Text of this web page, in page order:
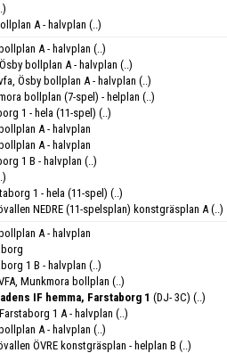
A - halvplan (..)
A - halvplan (..)
bollplan A - halvplan (..)
Ösby bollplan A - halvplan (..)
bollplan (7-spel) - helplan (..)
1 - hela (11-spel) (..)
A - halvplan
A - halvplan
1 B - halvplan (..)
1 - hela (11-spel) (..)
NEDRE (11-spelsplan) konstgräsplan A (..)
A - halvplan
1 B - halvplan (..)
Munkmora bollplan (..)
IF hemma, Farstaborg 1 (DJ- 3C) (..)
1 A - halvplan (..)
A - halvplan (..)
ÖVRE konstgräsplan - helplan B (..)